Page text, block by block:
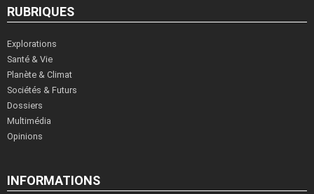
RUBRIQUES
Explorations
Santé & Vie
Planète & Climat
Sociétés & Futurs
Dossiers
Multimédia
Opinions
INFORMATIONS